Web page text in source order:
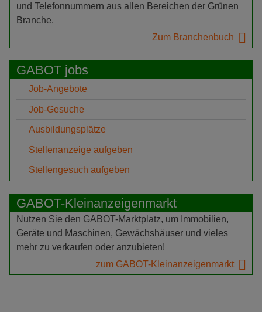
und Telefonnummern aus allen Bereichen der Grünen
Branche.
Zum Branchenbuch
GABOT jobs
Job-Angebote
Job-Gesuche
Ausbildungsplätze
Stellenanzeige aufgeben
Stellengesuch aufgeben
GABOT-Kleinanzeigenmarkt
Nutzen Sie den GABOT-Marktplatz, um Immobilien,
Geräte und Maschinen, Gewächshäuser und vieles
mehr zu verkaufen oder anzubieten!
zum GABOT-Kleinanzeigenmarkt